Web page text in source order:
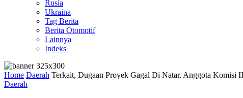
Rusia
Ukraina
Tag Berita
Berita Otomotif
Lainnya
Indeks
Home Daerah Terkait, Dugaan Proyek Gagal Di Natar, Anggota
Daerah